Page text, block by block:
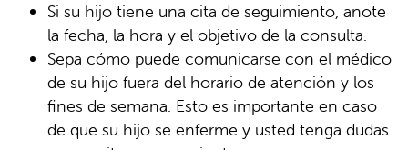
Si su hijo tiene una cita de seguimiento, anote
la fecha, la hora y el objetivo de la consulta.
Sepa cómo puede comunicarse con el médico
de su hijo fuera del horario de atención y los
fines de semana. Esto es importante en caso
de que su hijo se enferme y usted tenga dudas